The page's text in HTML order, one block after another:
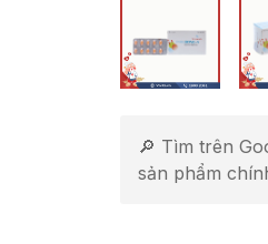
🔎 Tìm trên
sản phẩm